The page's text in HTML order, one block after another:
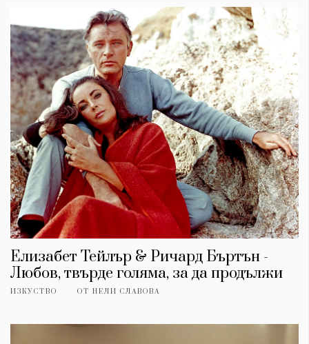
Елизабет Тейлър & Ричард Бъртън -
Любов, твърде голяма, за да продължи
ИЗКУСТВО ОТ НЕЛИ СЛАВОВА
КАТЕГОРИИ
Wine&Dine
Подкасти
ЗА НАС
Условия за
ползване